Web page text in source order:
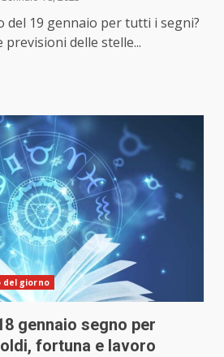
del 19 gennaio per tutti i segni?
previsioni delle stelle...
del giorno
gennaio segno per
fortuna e lavoro